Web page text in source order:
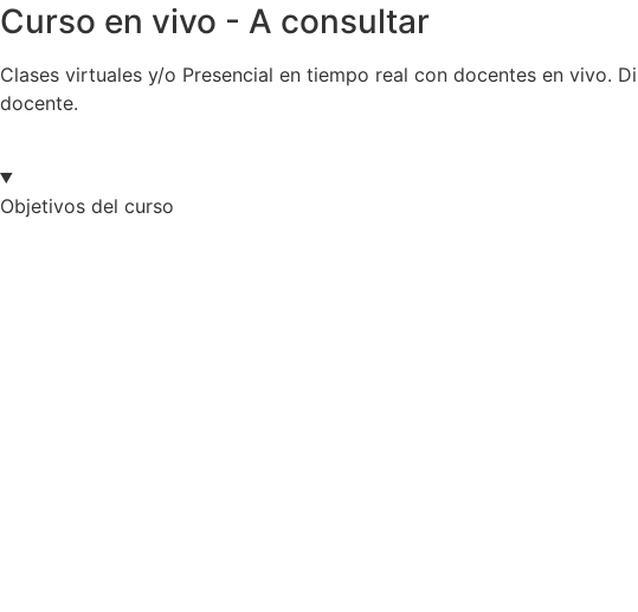
Curso en vivo - A consultar
Clases virtuales y/o Presencial en tiempo real con docentes en vivo.
docente.
Objetivos del curso